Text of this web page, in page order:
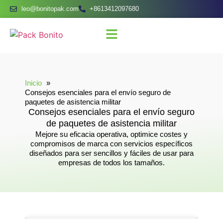
leo@bonitopak.com +8613412097680
Inicio
Consejos esenciales para el envío seguro de
paquetes de asistencia militar
Consejos esenciales para el envío seguro
de paquetes de asistencia militar
Mejore su eficacia operativa, optimice costes y
compromisos de marca con servicios específicos
diseñados para ser sencillos y fáciles de usar para
empresas de todos los tamaños.